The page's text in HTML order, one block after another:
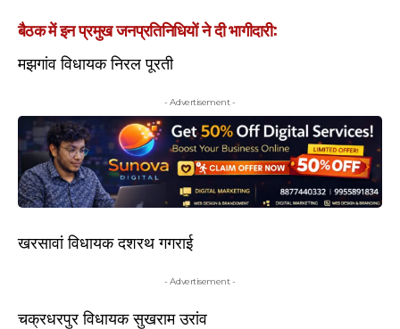
बैठक में इन प्रमुख जनप्रतिनिधियों ने दी भागीदारी:
मझगांव विधायक निरल पूरती
- Advertisement -
खरसावां विधायक दशरथ गगराई
- Advertisement -
चक्रधरपुर विधायक सुखराम उरांव